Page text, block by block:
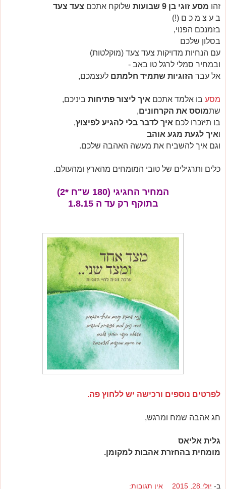
זהו מסע זוגי בן 9 שבועות שלוקח אתכם צעד צעד
ב ע צ מ כ ם (!)
בזמנכם הפנוי,
בסלון שלכם
עם הנחיות מדויקות צעד צעד (מוקלטות)
ובמחיר סמלי לרגל טו באב -
אל עבר הזוגיות שתמיד חלמתם לעצמכם,
מסע בו אלמד אתכם איך ליצור פתיחות ביניכם,
שתמוסס את הקרחונים,
בו תיזכרו לכם איך לדבר בלי להגיע לפיצוץ,
ואיך לגעת מגע אוהב
וגם איך להשביח את מעשה האהבה שלכם.
כלים ותרגילים של טובי המומחים מהארץ ומהעולם.
המחיר החגיגי (180 ש"ח *2)
בתוקף רק עד ה 1.8.15
לפרטים נוספים ורכישה יש ללחוץ פה.
חג אהבה שמח ומרגש,
גלית אליאס
מומחית בהחזרת אהבות למקומן.
ב- יולי 28, 2015 אין תגובות: